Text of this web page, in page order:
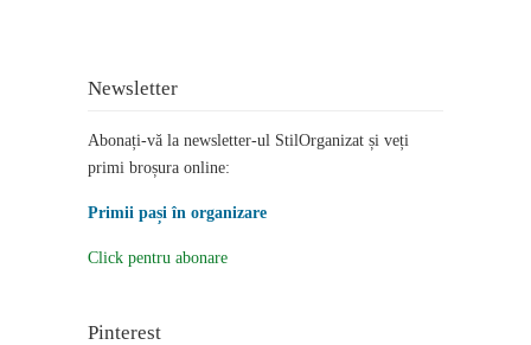
Newsletter
Abonați-vă la newsletter-ul StilOrganizat și veți
primi broșura online:
Primii pași în organizare
Click pentru abonare
Pinterest